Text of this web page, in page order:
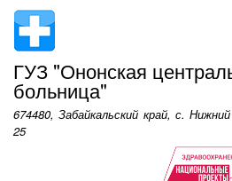
ГУЗ "Ононская
больница"
674480, Забайкальский край, с.
25